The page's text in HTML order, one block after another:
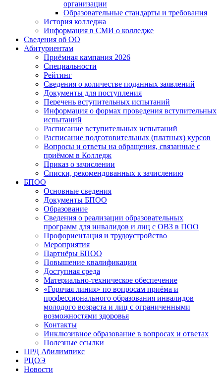
организации
Образовательные стандарты и требования
История колледжа
Информация в СМИ о колледже
Сведения об ОО
Абитуриентам
Приёмная кампания 2026
Специальности
Рейтинг
Сведения о количестве поданных заявлений
Документы для поступления
Перечень вступительных испытаний
Информация о формах проведения вступительных
испытаний
Расписание вступительных испытаний
Расписание подготовительных (платных) курсов
Вопросы и ответы на обращения, связанные с
приёмом в Колледж
Приказ о зачислении
Списки, рекомендованных к зачислению
БПОО
Основные сведения
Документы БПОО
Образование
Сведения о реализации образовательных
программ для инвалидов и лиц с ОВЗ в ПОО
Профориентация и трудоустройство
Мероприятия
Партнёры БПОО
Повышение квалификации
Доступная среда
Материально-техническое обеспечение
«Горячая линия» по вопросам приёма и
профессионального образования инвалидов
молодого возраста и лиц с ограниченными
возможностями здоровья
Контакты
Инклюзивное образование в вопросах и ответах
Полезные ссылки
ЦРД Абилимпикс
РЦОЭ
Новости